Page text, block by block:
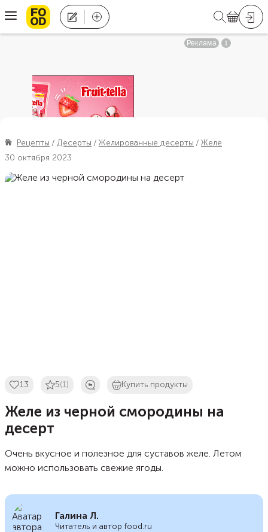
Рецепты Десерты Желированные десерты
Желе
30 октября 2023
13 5(1) Купить продукты
Желе из черной смородины на
десерт
Очень вкусное и полезное для суставов желе. Летом
можно использовать свежие ягоды.
Галина Л.
Читатель и автор food.ru